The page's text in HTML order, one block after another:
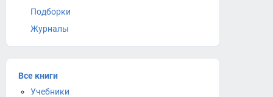
Подборки
Журналы
Все книги
Учебники